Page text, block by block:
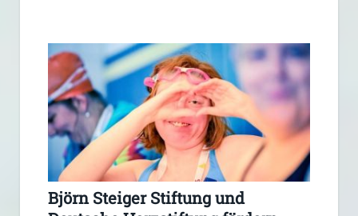
Björn Steiger Stiftung und